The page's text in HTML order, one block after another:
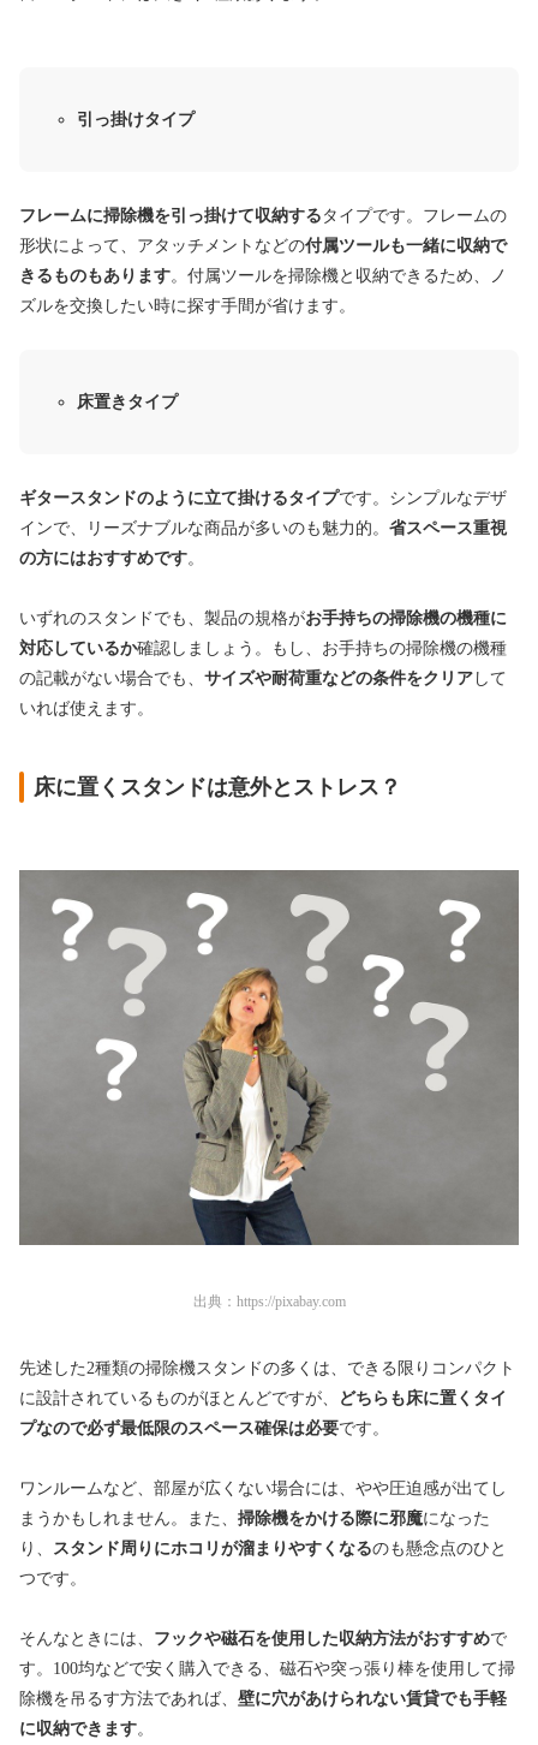
引っ掛けタイプ
フレームに掃除機を引っ掛けて収納する タイプです。フレームの
形状によって、アタッチメントなどの付属ツールも一緒に収納で
きるものもあります。付属ツールを掃除機と収納できるため、ノ
ズルを交換したい時に探す手間が省けます。
床置きタイプ
ギタースタンドのように立て掛けるタイプです。シンプルなデザ
インで、リーズナブルな商品が多いのも魅力的。 省スペース重視
の方にはおすすめです。
いずれのスタンドでも、製品の規格がお手持ちの掃除機の機種に
対応しているか確認しましょう。もし、お手持ちの掃除機の機種
の記載がない場合でも、 サイズや耐荷重などの条件をクリア して
いれば使えます。
床に置くスタンドは意外とストレス？
出典： https://pixabay.com
先述した2種類の掃除機スタンドの多くは、できる限りコンパクト
に設計されているものがほとんどですが、
どちらも床に置くタイ
プなので必ず最低限のスペース確保は必要です。
ワンルームなど、部屋が広くない場合には、やや圧迫感が出てし
まうかもしれません。また、 掃除機をかける際に邪魔になった
り、
スタンド周りにホコリが溜まりやすくなるのも懸念点のひと
つです。
そんなときには、 フックや磁石を使用した収納方法がおすすめで
す。100均などで安く購入できる、磁石や突っ張り棒を使用して掃
除機を吊るす方法であれば、 壁に穴があけられない賃貸でも手軽
に収納できます。